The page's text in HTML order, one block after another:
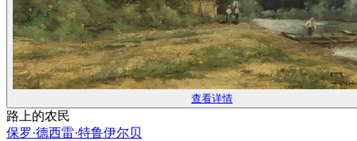
查看详情
路上的农民
保罗·德西雷·特鲁伊尔贝